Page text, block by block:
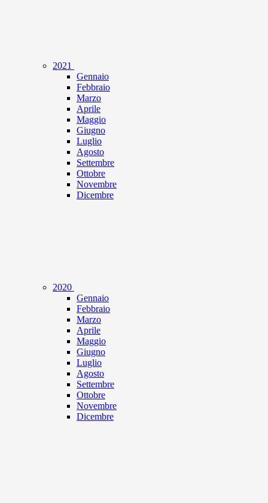
2021
Gennaio
Febbraio
Marzo
Aprile
Maggio
Giugno
Luglio
Agosto
Settembre
Ottobre
Novembre
Dicembre
2020
Gennaio
Febbraio
Marzo
Aprile
Maggio
Giugno
Luglio
Agosto
Settembre
Ottobre
Novembre
Dicembre